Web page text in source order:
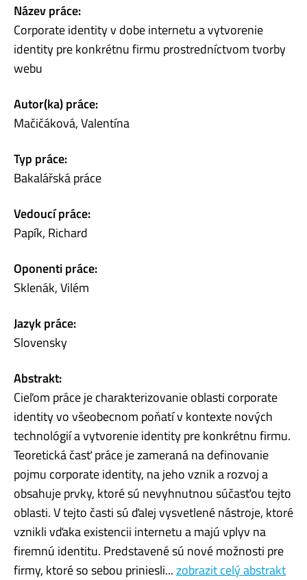
Název práce:
Corporate identity v dobe internetu a vytvorenie
identity pre konkrétnu firmu prostredníctvom tvorby
webu
Autor(ka) práce:
Mačičáková, Valentína
Typ práce:
Bakalářská práce
Vedoucí práce:
Papík, Richard
Oponenti práce:
Sklenák, Vilém
Jazyk práce:
Slovensky
Abstrakt:
Cieľom práce je charakterizovanie oblasti corporate
identity vo všeobecnom poňatí v kontexte nových
technológií a vytvorenie identity pre konkrétnu firmu.
Teoretická časť práce je zameraná na definovanie
pojmu corporate identity, na jeho vznik a rozvoj a
obsahuje prvky, ktoré sú nevyhnutnou súčasťou tejto
oblasti. V tejto časti sú ďalej vysvetlené nástroje, ktoré
vznikli vďaka existencii internetu a majú vplyv na
firemnú identitu. Predstavené sú nové možnosti pre
firmy, ktoré so sebou priniesli...zobrazit celý abstrakt